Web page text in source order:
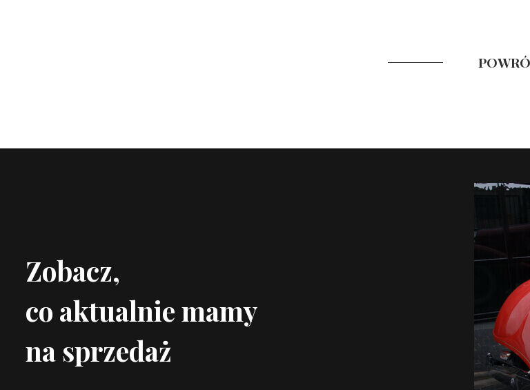
Zobacz,
co aktualnie mamy
na sprzedaż